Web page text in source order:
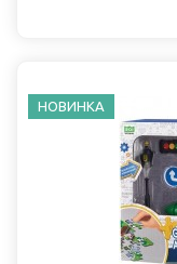
НОВИНКА